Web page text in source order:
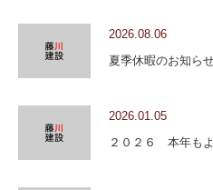
2026.08.06
夏季休暇のお知ら
2026.01.05
２０２６ 本年も